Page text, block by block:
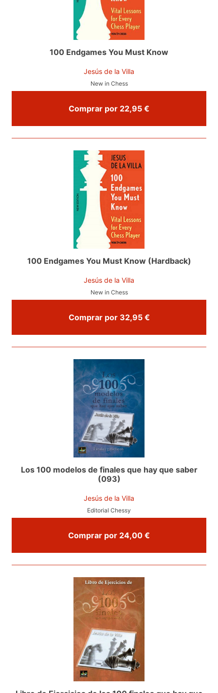
100 Endgames You Must Know
Jesús de la Villa
New in Chess
Comprar por 22,95 €
100 Endgames You Must Know (Hardback)
Jesús de la Villa
New in Chess
Comprar por 32,95 €
Los 100 modelos de finales que hay que saber
(093)
Jesús de la Villa
Editorial Chessy
Comprar por 24,00 €